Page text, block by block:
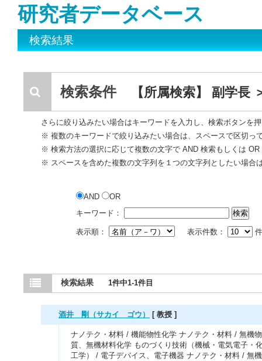
研究者データベース
検索結果
検索条件 【所属検索】 副学長
さらに絞り込みたい場合はキーワードを入力し、検索ボタンを
※ 複数のキーワードで絞り込みたい場合は、スペースで区切っ
※ 検索方法の選択に応じて複数の文字で AND 検索もしくは
※ スペースを含めた複数の文字列を１つの文字列としたい場合
AND
OR
キーワード：
表示順： 表示件数：
検索結果 1件中1-1件目
酒井 剛（サカイ ゴウ） [ 教授 ]
ナノテク・材料 / 機能物性化学 ナノテク・材料 / 無機物
質、無機材料化学 ものづくり技術（機械・電気電子・
工学） / 電子デバイス、電子機器 ナノテク・材料 / 無